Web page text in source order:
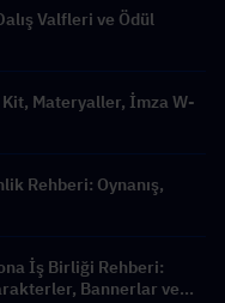
Valfleri ve Ödül
Kit, Materyaller, İmza W-
Rehberi: Oynanış,
İş Birliği Rehberi:
Bannerlar ve